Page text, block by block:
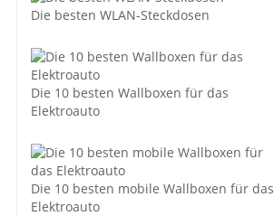
Die besten WLAN-Steckdosen
Die 10 besten Wallboxen für das
Elektroauto
Die 10 besten mobile Wallboxen für das
Elektroauto